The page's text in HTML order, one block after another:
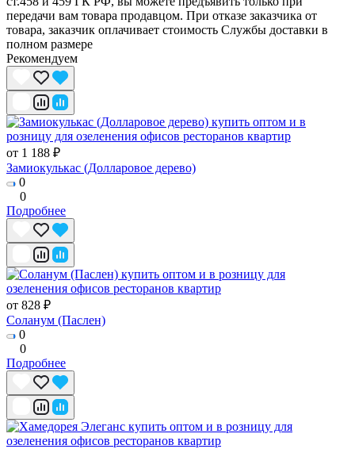
передачи вам товара продавцом. При отказе заказчика от
товара, заказчик оплачивает стоимость Службы доставки в
полном размере
Рекомендуем
от 1 188 ₽
Замиокулькас (Долларовое дерево)
0
0
Подробнее
от 828 ₽
Соланум (Паслен)
0
0
Подробнее